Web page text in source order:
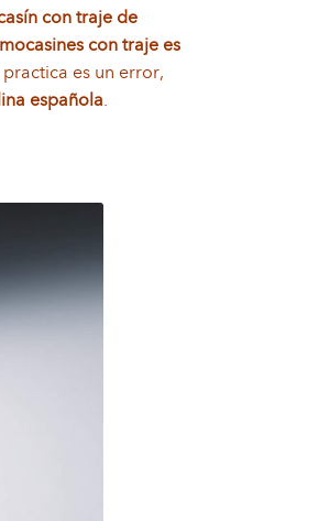
con traje de
con traje es
es un error,
española